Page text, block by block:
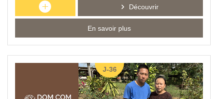
+ Découvrir
En savoir plus
J-36